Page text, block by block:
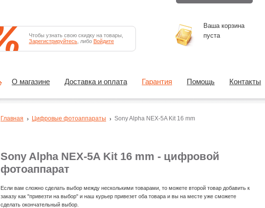
Sony Alpha NEX-5A Kit 16 mm - цифровой
фотоаппарат
Если вам сложно сделать выбор между несколькими товарами, то можете второй товар добавить к
заказу как "привезти на выбор" и наш курьер привезет оба товара и вы на месте уже сможете
сделать окончательный выбор.
Главная Цифровые фотоаппараты Sony Alpha NEX-5A Kit 16 mm
Чтобы узнать свою скидку на товары,
Зарегистрируйтесь , либо Войдите
Ваша корзина
пуста
О магазине Доставка и оплата Гарантия Помощь Контакты